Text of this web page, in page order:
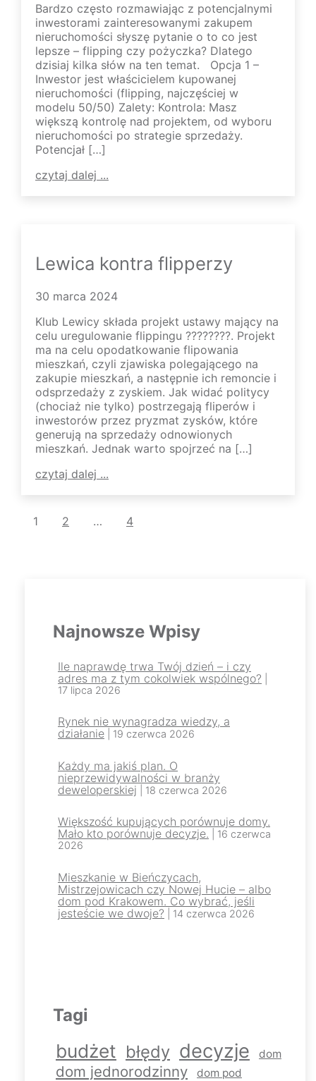
Bardzo często rozmawiając z potencjalnymi
inwestorami zainteresowanymi zakupem
nieruchomości słyszę pytanie o to co jest
lepsze – flipping czy pożyczka? Dlatego
dzisiaj kilka słów na ten temat. Opcja 1 –
Inwestor jest właścicielem kupowanej
nieruchomości (flipping, najczęściej w
modelu 50/50) Zalety: Kontrola: Masz
większą kontrolę nad projektem, od wyboru
nieruchomości po strategie sprzedaży.
Potencjał […]
czytaj dalej ...
Lewica kontra flipperzy
30 marca 2024
Klub Lewicy składa projekt ustawy mający na
celu uregulowanie flippingu ????????. Projekt
ma na celu opodatkowanie flipowania
mieszkań, czyli zjawiska polegającego na
zakupie mieszkań, a następnie ich remoncie i
odsprzedaży z zyskiem. Jak widać politycy
(chociaż nie tylko) postrzegają fliperów i
inwestorów przez pryzmat zysków, które
generują na sprzedaży odnowionych
mieszkań. Jednak warto spojrzeć na […]
czytaj dalej ...
Stronicowanie
Strona
1 Strona
2 … Strona
4
Najnowsze Wpisy
Ile naprawdę trwa Twój dzień – i czy
adres ma z tym cokolwiek wspólnego?
17 lipca 2026
Rynek nie wynagradza wiedzy, a
działanie | 19 czerwca 2026
Każdy ma jakiś plan. O
nieprzewidywalności w branży
deweloperskiej | 18 czerwca 2026
Większość kupujących porównuje domy.
Mało kto porównuje decyzje. | 16 czerwca
2026
Mieszkanie w Bieńczycach,
Mistrzejowicach czy Nowej Hucie – albo
dom pod Krakowem. Co wybrać, jeśli
jesteście we dwoje? | 14 czerwca 2026
Tagi
budżet błędy decyzje dom
dom jednorodzinny
dom pod